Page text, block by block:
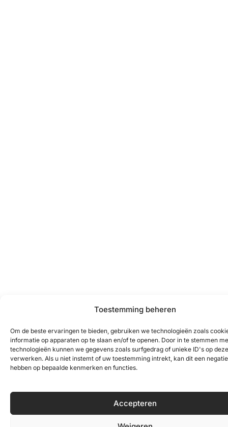
Toestemming beheren
Om de beste ervaringen te bieden, gebruiken we technologieën zoals
informatie op apparaten op te slaan en/of te openen. Door in te stemmen
technologieën kunnen we gegevens zoals surfgedrag of unieke ID's op
verwerken. Als u niet instemt of uw toestemming intrekt, kan dit een
hebben op bepaalde kenmerken en functies.
Accepteren